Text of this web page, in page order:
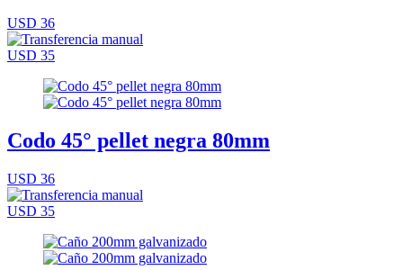
USD 36
USD 35
Codo 45° pellet negra 80mm
USD 36
USD 35